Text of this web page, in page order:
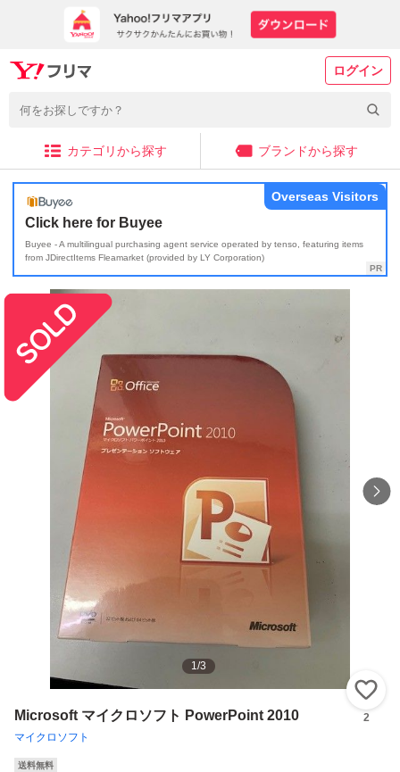
ログイン
カテゴリから探す ブランドから探す
Click here for Buyee
Buyee - A multilingual purchasing agent service operated by tenso, featuring items
from JDirectItems Fleamarket (provided by LY Corporation)
Overseas Visitors
1/3
Microsoft マイクロソフト PowerPoint 2010
マイクロソフト
2
送料無料